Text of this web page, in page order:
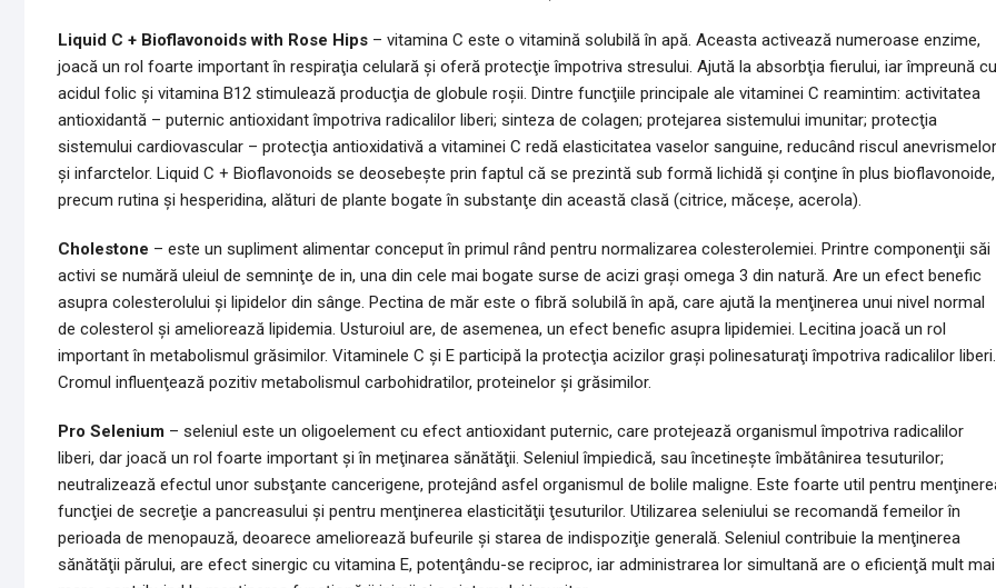
Liquid C + Bioflavonoids with Rose Hips – vitamina C este o vitamină solubilă în apă. Aceasta activează numeroase enzime,
joacă un rol foarte important în respiraţia celulară şi oferă protecţie împotriva stresului. Ajută la absorbţia fierului, iar împreună cu
acidul folic şi vitamina B12 stimulează producţia de globule roşii. Dintre funcţiile principale ale vitaminei C reamintim: activitatea
antioxidantă – puternic antioxidant împotriva radicalilor liberi; sinteza de colagen; protejarea sistemului imunitar; protecţia
sistemului cardiovascular – protecţia antioxidativă a vitaminei C redă elasticitatea vaselor sanguine, reducând riscul anevrismelor
şi infarctelor. Liquid C + Bioflavonoids se deosebeşte prin faptul că se prezintă sub formă lichidă şi conţine în plus bioflavonoide,
precum rutina şi hesperidina, alături de plante bogate în substanţe din această clasă (citrice, măceşe, acerola).
Cholestone – este un supliment alimentar conceput în primul rând pentru normalizarea colesterolemiei. Printre componenţii săi
activi se numără uleiul de semninţe de in, una din cele mai bogate surse de acizi graşi omega 3 din natură. Are un efect benefic
asupra colesterolului şi lipidelor din sânge. Pectina de măr este o fibră solubilă în apă, care ajută la menţinerea unui nivel normal
de colesterol şi ameliorează lipidemia. Usturoiul are, de asemenea, un efect benefic asupra lipidemiei. Lecitina joacă un rol
important în metabolismul grăsimilor. Vitaminele C şi E participă la protecţia acizilor graşi polinesaturaţi împotriva radicalilor liberi.
Cromul influenţează pozitiv metabolismul carbohidratilor, proteinelor şi grăsimilor.
Pro Selenium – seleniul este un oligoelement cu efect antioxidant puternic, care protejează organismul împotriva radicalilor
liberi, dar joacă un rol foarte important şi în meţinarea sănătăţii. Seleniul împiedică, sau încetineşte îmbătânirea tesuturilor;
neutralizează efectul unor subsţante cancerigene, protejând asfel organismul de bolile maligne. Este foarte util pentru
funcţiei de secreţie a pancreasului şi pentru menţinerea elasticităţii ţesuturilor. Utilizarea seleniului se recomandă femeilor în
perioada de menopauză, deoarece ameliorează bufeurile şi starea de indispoziţie generală. Seleniul contribuie la menţinerea
sănătăţii părului, are efect sinergic cu vitamina E, potenţându-se reciproc, iar administrarea lor simultană are o eficienţă mult mai